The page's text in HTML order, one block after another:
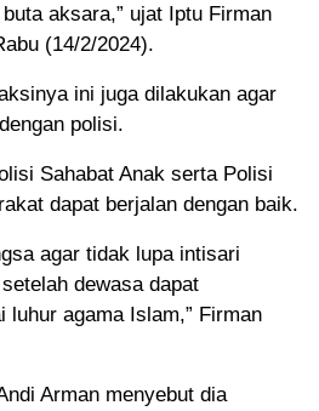
aksara,” ujat Iptu Firman
(14/2/2024).
ini juga dilakukan agar
polisi.
Sahabat Anak serta Polisi
dapat berjalan dengan baik.
agar tidak lupa intisari
dewasa dapat
luhur agama Islam,” Firman
Arman menyebut dia